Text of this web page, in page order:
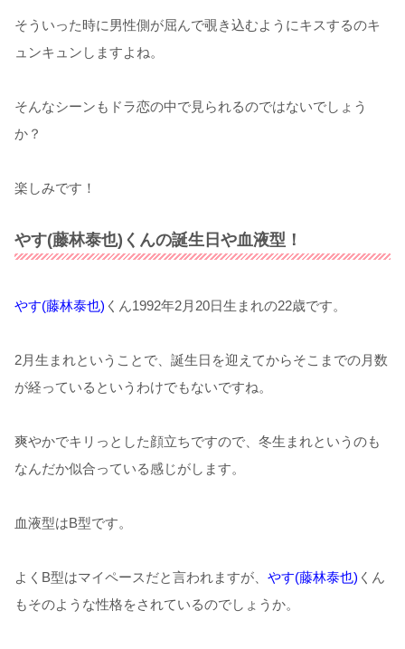
そういった時に男性側が屈んで覗き込むようにキスするのキ
ュンキュンしますよね。
そんなシーンもドラ恋の中で見られるのではないでしょう
か？
楽しみです！
やす(藤林泰也)くんの誕生日や血液型！
やす(藤林泰也) くん1992年2月20日生まれの22歳です。
2月生まれということで、誕生日を迎えてからそこまでの月数
が経っているというわけでもないですね。
爽やかでキリっとした顔立ちですので、冬生まれというのも
なんだか似合っている感じがします。
血液型はB型です。
よくB型はマイペースだと言われますが、 やす(藤林泰也) くん
もそのような性格をされているのでしょうか。